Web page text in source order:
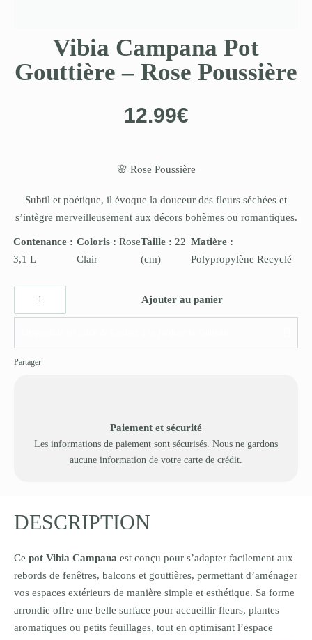
Vibia Campana Pot
Gouttière – Rose Poussière
12.99€
🌸 Rose Poussière
Subtil et poétique, il évoque la douceur des fleurs séchées et
s’intègre merveilleusement aux décors bohèmes ou romantiques.
Contenance :
3,1 L
Coloris : Rose
Clair
Taille : 22
(cm)
Matière :
Polypropylène Recyclé
Ajouter au panier
Partager
Paiement et sécurité
Les informations de paiement sont sécurisés. Nous ne gardons
aucune information de votre carte de crédit.
DESCRIPTION
Ce pot Vibia Campana est conçu pour s’adapter facilement aux
rebords de fenêtres, balcons et gouttières, permettant d’aménager
vos espaces extérieurs de manière simple et esthétique. Sa forme
arrondie offre une belle surface pour accueillir fleurs, plantes
aromatiques ou petits feuillages, tout en optimisant l’espace